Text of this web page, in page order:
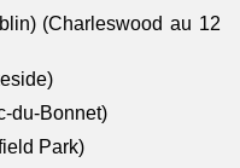
(Charleswood au 12
du-Bonnet)
Park)